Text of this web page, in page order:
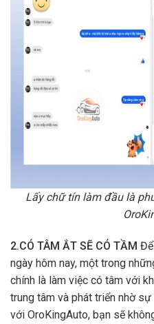
Lấy chữ tín làm đầu là
2.CÓ TÂM ẮT SẼ CÓ TẦM
ngày hôm nay, một trong
chính là làm việc có tâm với
trung tâm và phát triển nhờ
với OroKingAuto, bạn sẽ